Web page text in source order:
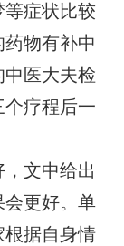
症状比较
物有补中
医大夫检
疗程后一
文中给出
会更好。单
据自身情